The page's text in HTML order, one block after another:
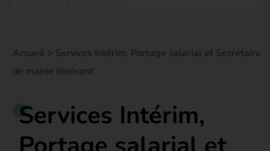
Accueil > Services Intérim, Portage salarial et Secrétaire
de mairie itinérant
Services Intérim,